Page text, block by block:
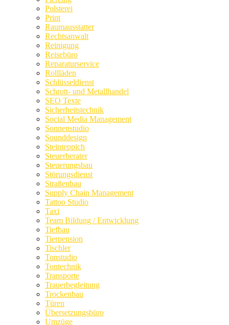
Polsterei
Print
Raumausstatter
Rechtsanwalt
Reinigung
Reisebüro
Reparaturservice
Rollläden
Schlüsseldienst
Schrott- und Metallhandel
SEO Texte
Sicherheitstechnik
Social Media Management
Sonnenstudio
Sounddesign
Steinteppich
Steuerberater
Steuerungsbau
Störungsdienst
Straßenbau
Supply Chain Management
Tattoo Studio
Taxi
Team Bildung / Entwicklung
Tiefbau
Tierpension
Tischler
Tonstudio
Tontechnik
Transporte
Trauerbegleitung
Trockenbau
Türen
Übersetzungsbüro
Umzüge